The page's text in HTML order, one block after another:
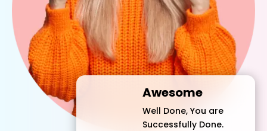
Awesome
Well Done, You are
Successfully Done.